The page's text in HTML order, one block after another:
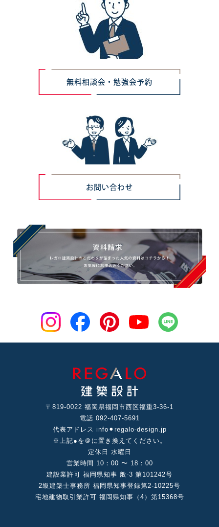
無料相談会・勉強会予約
お問い合わせ
〒819-0022 福岡県福岡市⻄区福重3-36-1
電話 092-407-5691
代表アドレス info⚫︎regalo-design.jp
※上記●を＠に置き換えてください。
定休⽇ ⽔曜⽇
営業時間 10：00 〜 18：00
建設業許可 福岡県知事 般-3 第101242号
2級建築⼠事務所 福岡県知事登録第2-10225号
宅地建物取引業許可 福岡県知事（4）第15368号